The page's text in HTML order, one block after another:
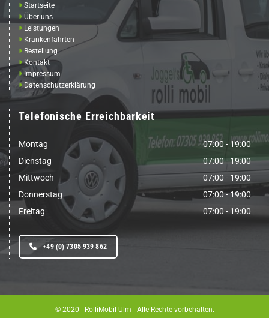
 Startseite
 Über uns
 Leistungen
 Krankenfahrten
 Bestellung
 Kontakt
 Impressum
 Datenschutzerklärung
Telefonische Erreichbarkeit
Montag
07:00 - 19:00
Dienstag
07:00 - 19:00
Mittwoch
07:00 - 19:00
Donnerstag
07:00 - 19:00
Freitag
07:00 - 19:00
+49 (0) 7305 939 862
© 2020 | RolliMobil Ulm | Alle Rechte vorbehalten.